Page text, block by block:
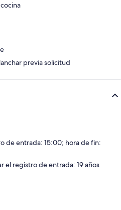
previa solicitud
de entrada: 15:00; hora de fin:
el registro de entrada: 19 años